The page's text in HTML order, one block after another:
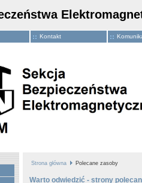
Kontakt
Strona główna Polecane zasoby
Warto odwiedzić - strony